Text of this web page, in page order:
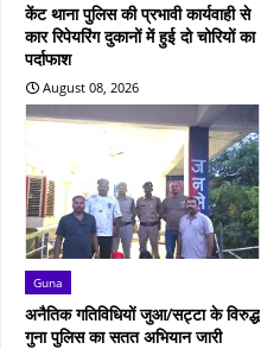
केंट थाना पुलिस की प्रभावी कार्यवाही से
कार रिपेयरिंग दुकानों में हुई दो चोरियों का
पर्दाफाश
August 08, 2026
Guna
अनैतिक गतिविधियों जुआ/सट्टा के विरुद्ध
गुना पुलिस का सतत अभियान जारी